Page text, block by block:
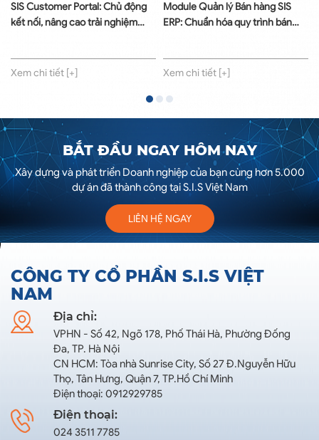
Module Quản lý Bán hàng SIS
ERP: Chuẩn hóa quy trình bán
Xem chi tiết [+]
SIS ERP - Module Quản lý Mua
hàng: Chuẩn hóa quy trình, tối
Xem chi tiết [+]
BẮT ĐẦU NGAY HÔM NAY
Xây dựng và phát triển Doanh nghiệp của bạn cùng hơn 5.000
dự án đã thành công tại S.I.S Việt Nam
LIÊN HỆ NGAY
CÔNG TY CỔ PHẦN S.I.S VIỆT
NAM
Địa chỉ:
VPHN - Số 42, Ngõ 178, Phố Thái Hà, Phường Đống
Đa, TP. Hà Nội
CN HCM: Tòa nhà Sunrise City, Số 27 Đ.Nguyễn Hữu
Thọ, Tân Hưng, Quận 7, TP.Hồ Chí Minh
Điện thoại: 0912929785
Điện thoại:
024 3511 7785